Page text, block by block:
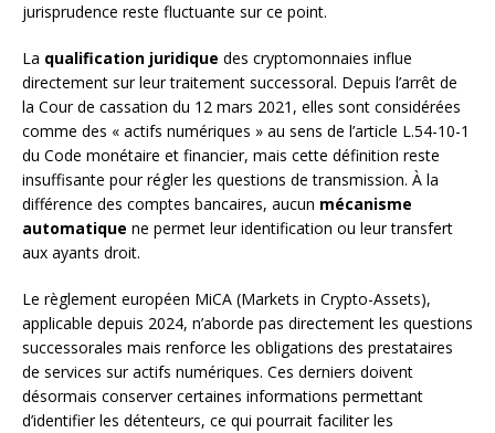
jurisprudence reste fluctuante sur ce point.
La qualification juridique des cryptomonnaies influe
directement sur leur traitement successoral. Depuis l’arrêt de
la Cour de cassation du 12 mars 2021, elles sont considérées
comme des « actifs numériques » au sens de l’article L.54-10-1
du Code monétaire et financier, mais cette définition reste
insuffisante pour régler les questions de transmission. À la
différence des comptes bancaires, aucun mécanisme
automatique ne permet leur identification ou leur transfert
aux ayants droit.
Le règlement européen MiCA (Markets in Crypto-Assets),
applicable depuis 2024, n’aborde pas directement les questions
successorales mais renforce les obligations des prestataires
de services sur actifs numériques. Ces derniers doivent
désormais conserver certaines informations permettant
d’identifier les détenteurs, ce qui pourrait faciliter les